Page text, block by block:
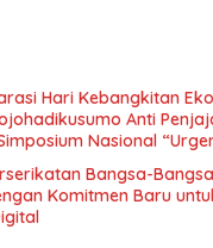
Hari Kebangkitan
Anti
Nasional
Sosial
Bangsa-
Komitmen Baru